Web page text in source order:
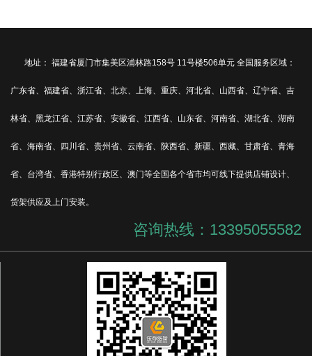
地址： 福建省厦门市集美区浦林路158号 11号楼506单元 全国服务区域：
广东省、福建省、浙江省、北京、上海、重庆、河北省、山西省、辽宁省、吉
林省、黑龙江省、江苏省、安徽省、江西省、山东省、河南省、湖北省、湖南
省、海南省、四川省、贵州省、云南省、陕西省、新疆、西藏、甘肃省、青海
省、台湾省、香港特别行政区、澳门等全国各个省市均可线下提供店铺设计、
货架供应及上门安装。
咨询热线：13395055582